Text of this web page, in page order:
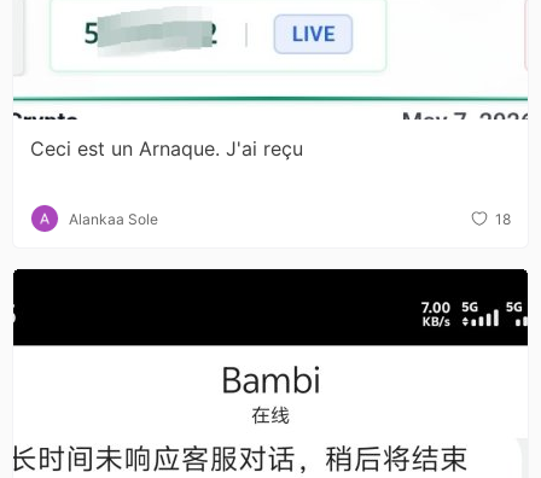
Ceci est un Arnaque. J'ai reçu
Alankaa Sole 18